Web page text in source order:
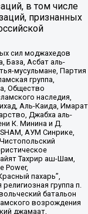
в том числе
признанных
сил моджахедов
База, Асбат аль-
мусульмане, Партия
группа,
Общество
наследия,
Аль-Каида, Имарат
Джабха аль-
К. Минина и Д.
АУМ Синрике,
Тахрир аш-Шам,
Power,
пахарь”,
группа п.
батальон
возрождения
джамаат,